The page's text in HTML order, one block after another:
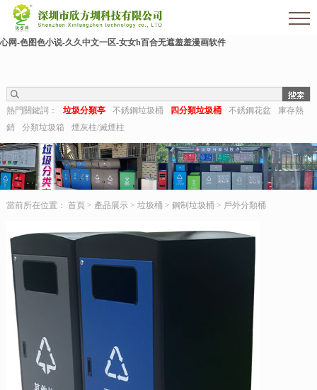
欧美伊人-麻豆精品一区二区三区-欧美日b视频-阿v天堂网-中文字幕第六页-狠狠干干-
国产h在线观看-国产嫩草视频-日日夜夜拍-亚洲第一视频网-毛片在线网站-五月婷婷开
心网-色图色小说-久久中文一区-女女h百合无遮羞羞漫画软件
熱門關鍵詞： 垃圾分類亭 不銹鋼垃圾桶 四分類垃圾桶 不銹鋼花盆
庫存熱
銷
分類垃圾箱 煙灰柱/滅煙柱
當前所在位置： 首頁> 產品展示> 垃圾桶 > 鋼制垃圾桶 > 戶外分類桶